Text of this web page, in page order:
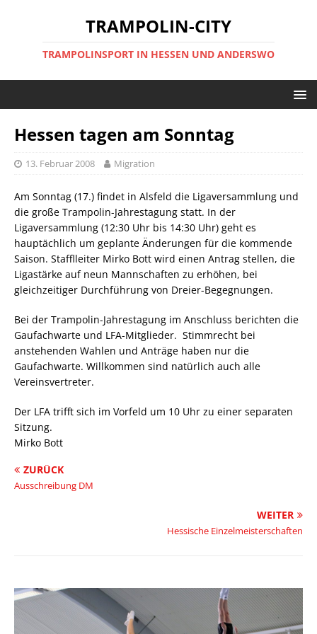
TRAMPOLIN-CITY
TRAMPOLINSPORT IN HESSEN UND ANDERSWO
Hessen tagen am Sonntag
13. Februar 2008 Migration
Am Sonntag (17.) findet in Alsfeld die Ligaversammlung und
die große Trampolin-Jahrestagung statt. In der
Ligaversammlung (12:30 Uhr bis 14:30 Uhr) geht es
hauptächlich um geplante Änderungen für die kommende
Saison. Stafflleiter Mirko Bott wird einen Antrag stellen, die
Ligastärke auf neun Mannschaften zu erhöhen, bei
gleichzeitiger Durchführung von Dreier-Begegnungen.
Bei der Trampolin-Jahrestagung im Anschluss berichten die
Gaufachwarte und LFA-Mitglieder. Stimmrecht bei
anstehenden Wahlen und Anträge haben nur die
Gaufachwarte. Willkommen sind natürlich auch alle
Vereinsvertreter.
Der LFA trifft sich im Vorfeld um 10 Uhr zu einer separaten
Sitzung.
Mirko Bott
ZURÜCK
Ausschreibung DM
WEITER
Hessische Einzelmeisterschaften